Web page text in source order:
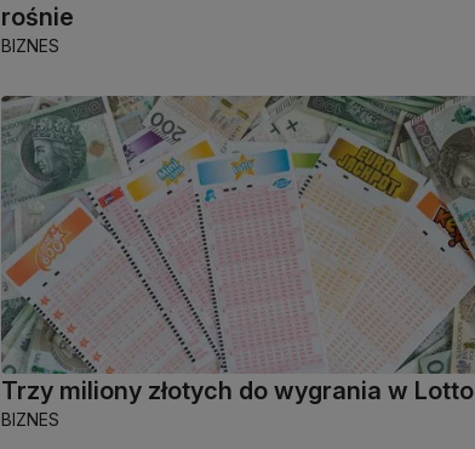
rośnie
BIZNES
Trzy miliony złotych do wygrania w Lotto
BIZNES